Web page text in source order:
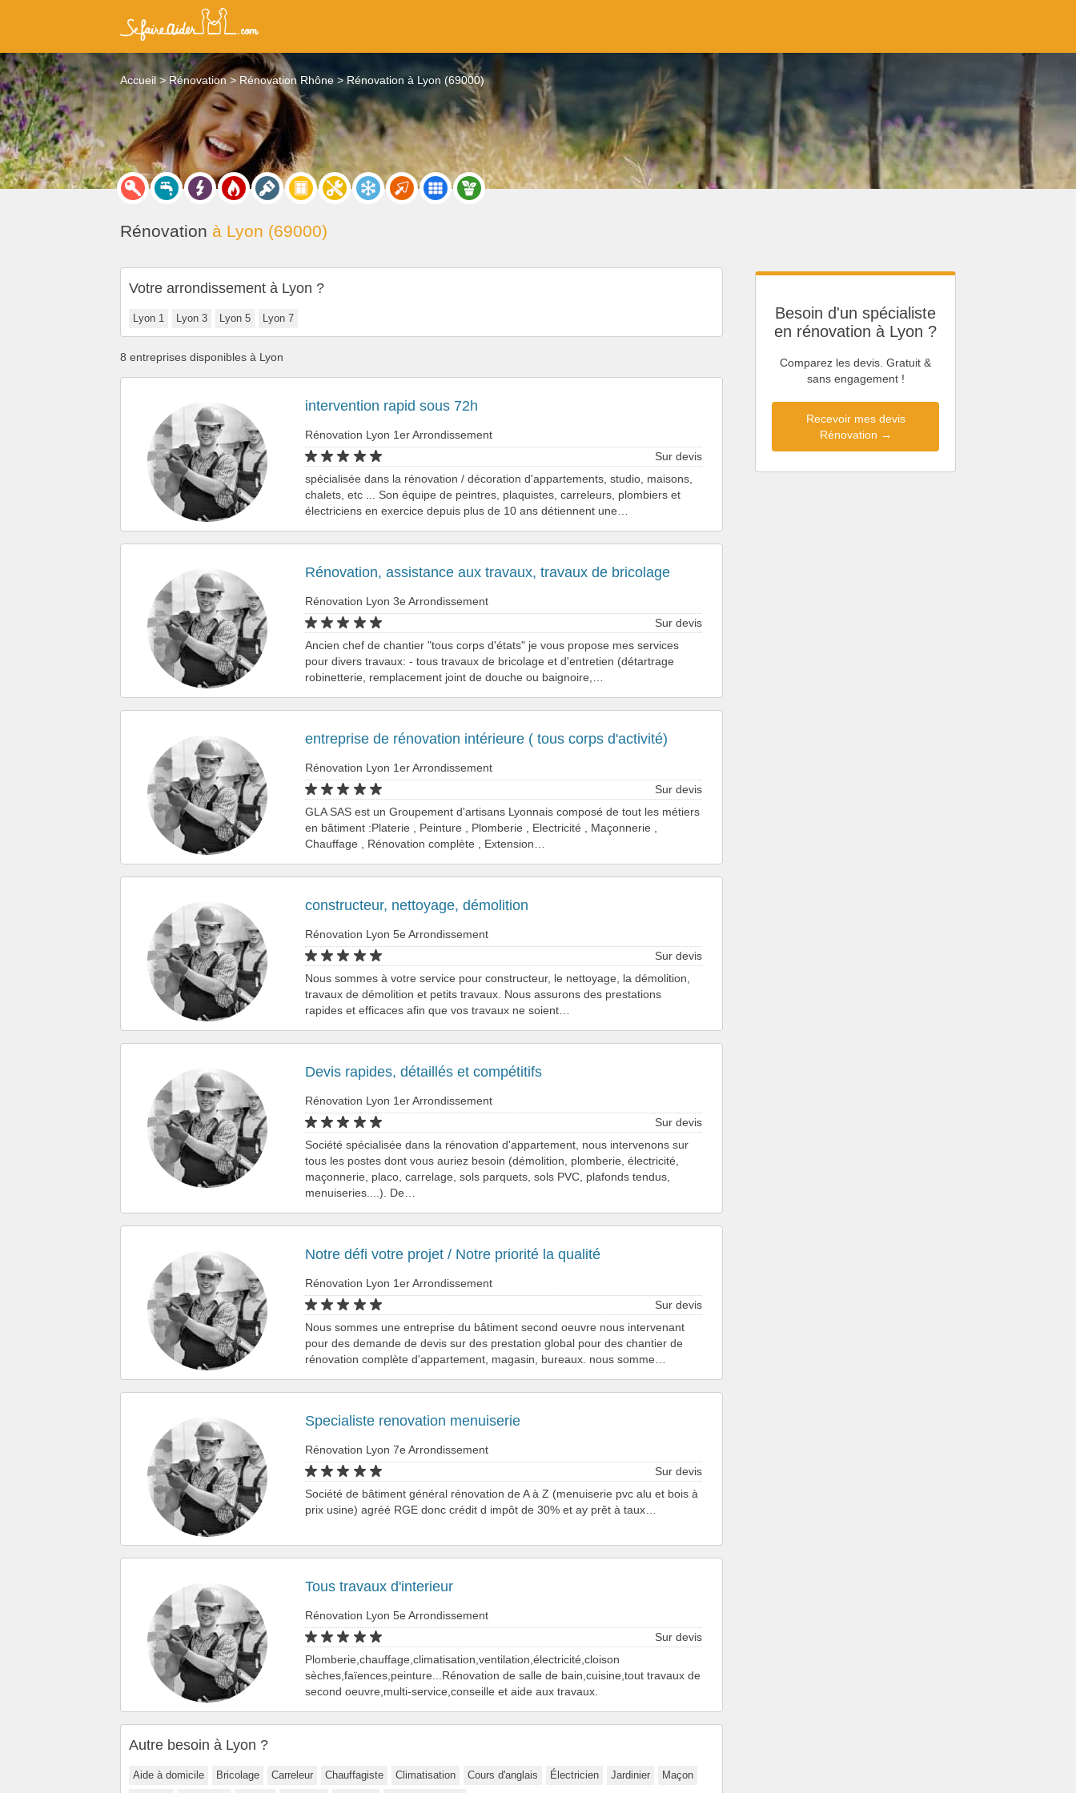
Accueil Rénovation Rénovation Rhône Rénovation à Lyon (69000)
Rénovation à Lyon (69000)
Besoin d'un spécialiste
en rénovation à Lyon ?
Comparez les devis. Gratuit &
sans engagement !
Recevoir mes devis
Rénovation →
Votre arrondissement à Lyon ?
Lyon 1 Lyon 3 Lyon 5 Lyon 7
8 entreprises disponibles à Lyon
intervention rapid sous 72h
Rénovation Lyon 1er Arrondissement
Sur devis
spécialisée dans la rénovation / décoration d'appartements, studio, maisons,
chalets, etc ... Son équipe de peintres, plaquistes, carreleurs, plombiers et
électriciens en exercice depuis plus de 10 ans détiennent une…
Rénovation, assistance aux travaux, travaux de bricolage
Rénovation Lyon 3e Arrondissement
Sur devis
Ancien chef de chantier "tous corps d'états" je vous propose mes services
pour divers travaux: - tous travaux de bricolage et d'entretien (détartrage
robinetterie, remplacement joint de douche ou baignoire,…
entreprise de rénovation intérieure ( tous corps d'activité)
Rénovation Lyon 1er Arrondissement
Sur devis
GLA SAS est un Groupement d'artisans Lyonnais composé de tout les métiers
en bâtiment :Platerie , Peinture , Plomberie , Electricité , Maçonnerie ,
Chauffage , Rénovation complète , Extension…
constructeur, nettoyage, démolition
Rénovation Lyon 5e Arrondissement
Sur devis
Nous sommes à votre service pour constructeur, le nettoyage, la démolition,
travaux de démolition et petits travaux. Nous assurons des prestations
rapides et efficaces afin que vos travaux ne soient…
Devis rapides, détaillés et compétitifs
Rénovation Lyon 1er Arrondissement
Sur devis
Société spécialisée dans la rénovation d'appartement, nous intervenons sur
tous les postes dont vous auriez besoin (démolition, plomberie, électricité,
maçonnerie, placo, carrelage, sols parquets, sols PVC, plafonds tendus,
menuiseries....). De…
Notre défi votre projet / Notre priorité la qualité
Rénovation Lyon 1er Arrondissement
Sur devis
Nous sommes une entreprise du bâtiment second oeuvre nous intervenant
pour des demande de devis sur des prestation global pour des chantier de
rénovation complète d'appartement, magasin, bureaux. nous somme…
Specialiste renovation menuiserie
Rénovation Lyon 7e Arrondissement
Sur devis
Société de bâtiment général rénovation de A à Z (menuiserie pvc alu et bois à
prix usine) agréé RGE donc crédit d impôt de 30% et ay prêt à taux…
Tous travaux d'interieur
Rénovation Lyon 5e Arrondissement
Sur devis
Plomberie,chauffage,climatisation,ventilation,électricité,cloison
sèches,faïences,peinture...Rénovation de salle de bain,cuisine,tout travaux de
second oeuvre,multi-service,conseille et aide aux travaux.
Autre besoin à Lyon ?
Aide à domicile Bricolage Carreleur Chauffagiste Climatisation Cours d'anglais Électricien Jardinier
Maçon